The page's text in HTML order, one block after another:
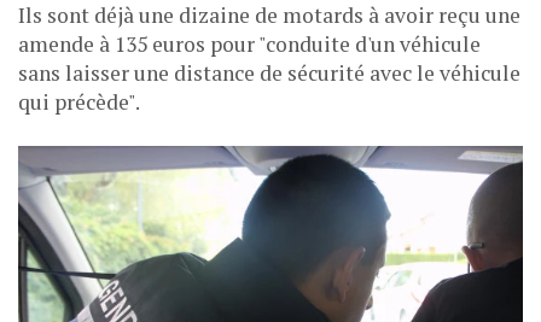
Ils sont déjà une dizaine de motards à avoir reçu une
amende à 135 euros pour "conduite d'un véhicule
sans laisser une distance de sécurité avec le véhicule
qui précède".